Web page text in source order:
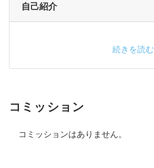
自己紹介
続きを読む
コミッション
コミッションはありません。